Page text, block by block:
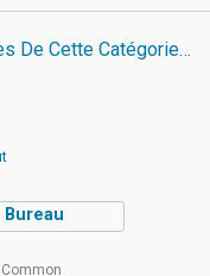
De Cette Catégorie…
Bureau